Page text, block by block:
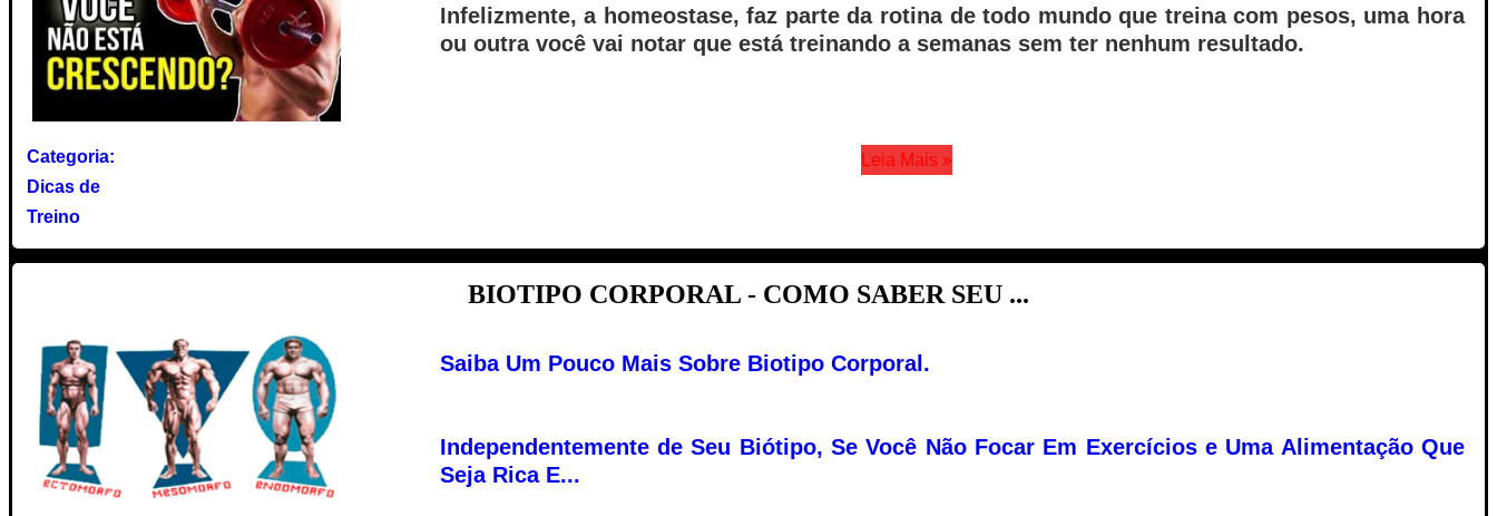
Infelizmente, a homeostase, faz parte da rotina de todo mundo que treina com pesos, uma hora
ou outra você vai notar que está treinando a semanas sem ter nenhum resultado.
Categoria:
Dicas de
Treino
Leia Mais »
BIOTIPO CORPORAL - COMO SABER SEU ...
Saiba Um Pouco Mais Sobre Biotipo Corporal.
Independentemente de Seu Biótipo, Se Você Não Focar Em Exercícios e Uma Alimentação Que
Seja Rica E...